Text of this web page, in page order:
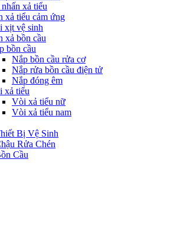
xả tiểu
xả tiểu cảm ứng
xịt vệ sinh
xả bồn cầu
bồn cầu
Nắp bồn cầu rửa cơ
Nắp rửa bồn cầu điện tử
Nắp đóng êm
xả tiểu
Vòi xả tiểu nữ
Vòi xả tiểu nam
Bị Vệ Sinh
Rửa Chén
Cầu